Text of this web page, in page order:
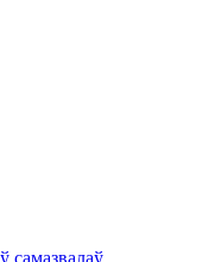
самазвалаў